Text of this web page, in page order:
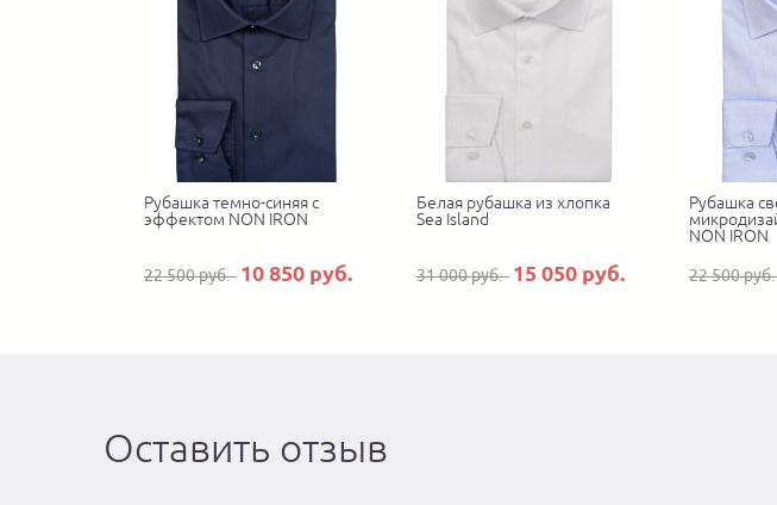
Рубашка темно-синяя с
эффектом NON IRON
22 500 руб. 10 850 руб.
Белая рубашка из хлопка
Sea Island
31 000 руб. 15 050 руб.
Рубашка
NON IRON
22 500
Оставить отзыв